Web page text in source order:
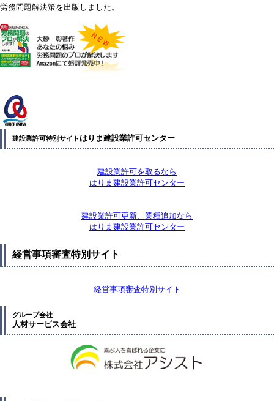
労務問題解決策を出版しました。
建設業許可特別サイト はりま建設業許可センター
建設業許可を取るなら
はりま建設業許可センター
建設業許可更新、業種追加なら
はりま建設業許可センター
経営事項審査特別サイト
経営事項審査特別サイト
グループ会社
人材サービス会社